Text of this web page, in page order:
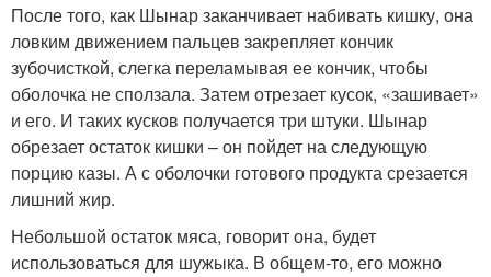
После того, как Шынар заканчивает набивать кишку, она
ловким движением пальцев закрепляет кончик
зубочисткой, слегка переламывая ее кончик, чтобы
оболочка не сползала. Затем отрезает кусок, «зашивает»
и его. И таких кусков получается три штуки. Шынар
обрезает остаток кишки – он пойдет на следующую
порцию казы. А с оболочки готового продукта срезается
лишний жир.
Небольшой остаток мяса, говорит она, будет
использоваться для шужыка. В общем-то, его можно